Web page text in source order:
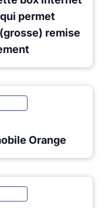
permet
remise
Orange